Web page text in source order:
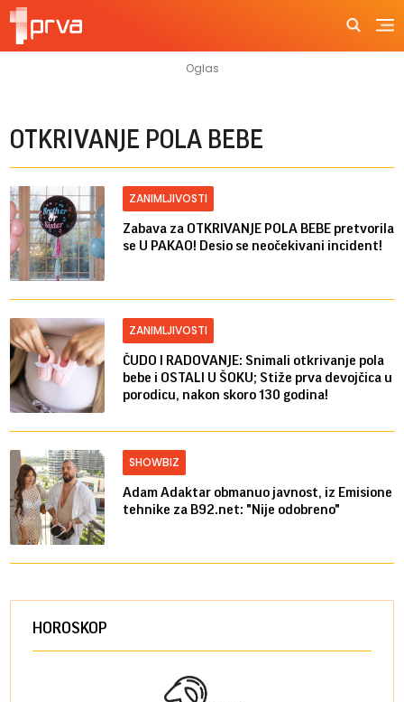
OTKRIVANJE POLA BEBE
ZANIMLJIVOSTI
Zabava za OTKRIVANJE POLA BEBE pretvorila
se U PAKAO! Desio se neočekivani incident!
ZANIMLJIVOSTI
ČUDO I RADOVANJE: Snimali otkrivanje pola
bebe i OSTALI U ŠOKU; Stiže prva devojčica u
porodicu, nakon skoro 130 godina!
SHOWBIZ
Adam Adaktar obmanuo javnost, iz Emisione
tehnike za B92.net: "Nije odobreno"
HOROSKOP